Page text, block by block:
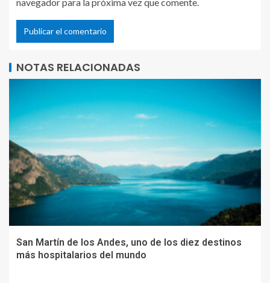
NOTAS RELACIONADAS
San Martín de los Andes, uno de los diez destinos
más hospitalarios del mundo